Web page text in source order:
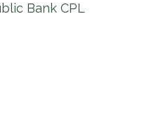
Bank CPL